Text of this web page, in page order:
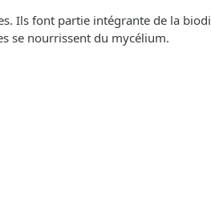
Ils font partie intégrante de la
se nourrissent du mycélium.